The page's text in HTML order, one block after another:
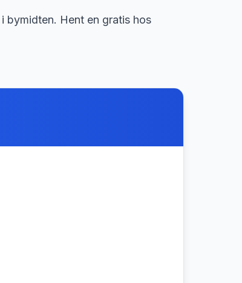
bymidten. Hent en gratis hos